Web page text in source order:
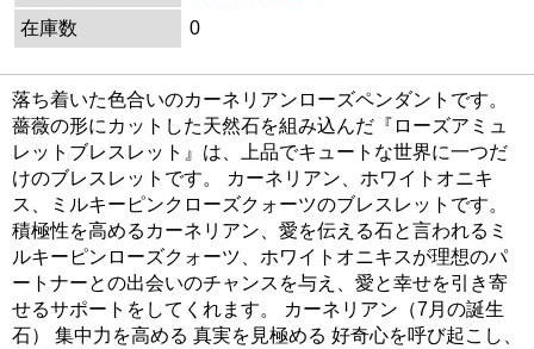
在庫数
0
落ち着いた色合いのカーネリアンローズペンダントです。
薔薇の形にカットした天然石を組み込んだ『ローズアミュ
レットブレスレット』は、上品でキュートな世界に一つだ
けのブレスレットです。 カーネリアン、ホワイトオニキ
ス、ミルキーピンクローズクォーツのブレスレットです。
積極性を高めるカーネリアン、愛を伝える石と言われるミ
ルキーピンローズクォーツ、ホワイトオニキスが理想のパ
ートナーとの出会いのチャンスを与え、愛と幸せを引き寄
せるサポートをしてくれます。 カーネリアン（7月の誕生
石） 集中力を高める 真実を見極める 好奇心を呼び起こし、